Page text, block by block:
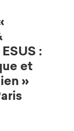
:
et
»